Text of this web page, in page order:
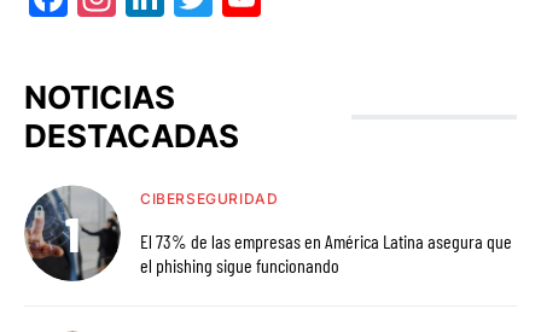
NOTICIAS
DESTACADAS
CIBERSEGURIDAD
El 73% de las empresas en América Latina asegura que
el phishing sigue funcionando